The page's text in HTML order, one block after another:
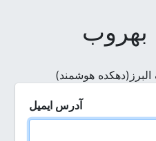
بهروب
البرز(دهکده هوشمند)
آدرس ایمیل